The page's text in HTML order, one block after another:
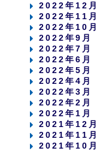
2022年12月
2022年11月
2022年10月
2022年9月
2022年7月
2022年6月
2022年5月
2022年4月
2022年3月
2022年2月
2022年1月
2021年12月
2021年11月
2021年10月